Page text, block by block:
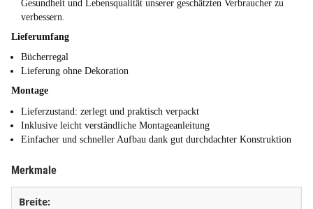
Gesundheit und Lebensqualität unserer geschätzten Verbraucher zu
verbessern.
Lieferumfang
Bücherregal
Lieferung ohne Dekoration
Montage
Lieferzustand: zerlegt und praktisch verpackt
Inklusive leicht verständliche Montageanleitung
Einfacher und schneller Aufbau dank gut durchdachter Konstruktion
Merkmale
Breite: